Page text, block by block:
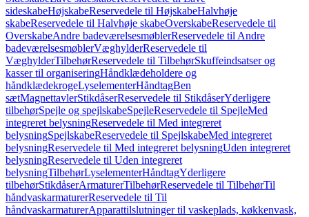
sideskabeHøjskabeReservedele til HøjskabeHalvhøje
skabeReservedele til Halvhøje skabeOverskabeReservedele til
OverskabeAndre badeværelsesmøblerReservedele til Andre
badeværelsesmøblerVæghylderReservedele til
VæghylderTilbehørReservedele til TilbehørSkuffeindsatser og
kasser til organiseringHåndklædeholdere og
håndklædekrogeLyselementerHåndtagBen
sætMagnettavlerStikdåserReservedele til StikdåserYderligere
tilbehørSpejle og spejlskabeSpejleReservedele til SpejleMed
integreret belysningReservedele til Med integreret
belysningSpejlskabeReservedele til SpejlskabeMed integreret
belysningReservedele til Med integreret belysningUden integreret
belysningReservedele til Uden integreret
belysningTilbehørLyselementerHåndtagYderligere
tilbehørStikdåserArmaturerTilbehørReservedele til TilbehørTil
håndvaskarmaturerReservedele til Til
håndvaskarmaturerApparattilslutninger til vaskeplads, køkkenvask,